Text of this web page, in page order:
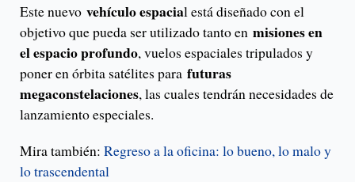
Este nuevo vehículo espacial está diseñado con el
objetivo que pueda ser utilizado tanto en misiones en
el espacio profundo, vuelos espaciales tripulados y
poner en órbita satélites para futuras
megaconstelaciones, las cuales tendrán necesidades de
lanzamiento especiales.
Mira también: Regreso a la oficina: lo bueno, lo malo y
lo trascendental